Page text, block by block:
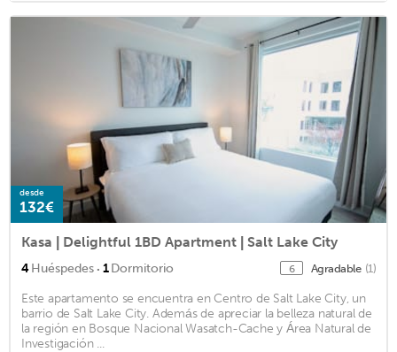
desde
132€
Kasa | Delightful 1BD Apartment | Salt Lake City
4Huéspedes · 1Dormitorio 6 Agradable (1)
Este apartamento se encuentra en Centro de Salt Lake City, un
barrio de Salt Lake City. Además de apreciar la belleza natural de
la región en Bosque Nacional Wasatch-Cache y Área Natural de
Investigación ...